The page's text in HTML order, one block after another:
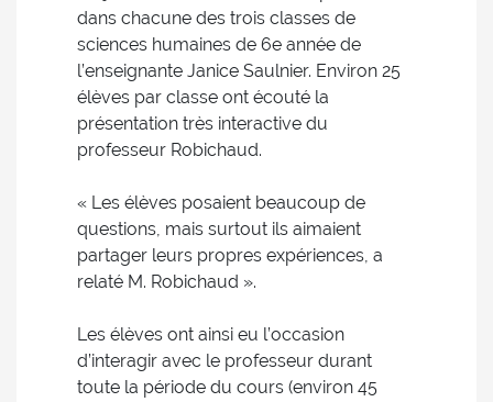
dans chacune des trois classes de
sciences humaines de 6e année de
l’enseignante Janice Saulnier. Environ 25
élèves par classe ont écouté la
présentation très interactive du
professeur Robichaud.
« Les élèves posaient beaucoup de
questions, mais surtout ils aimaient
partager leurs propres expériences, a
relaté M. Robichaud ».
Les élèves ont ainsi eu l’occasion
d’interagir avec le professeur durant
toute la période du cours (environ 45